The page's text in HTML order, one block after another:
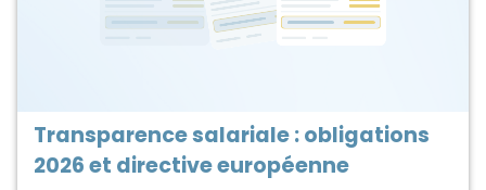
production, optimisent les tâches,
transforment le travail et redessinent les
IA, télétravail et aspirations des salariés—
rebat les cartes de l’organisation du travail.
Transparence salariale : obligations
2026 et directive européenne